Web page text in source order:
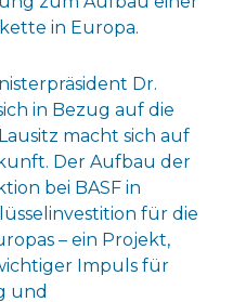
in Europa.
Dr.
in Bezug auf die
macht sich auf
Der Aufbau der
bei BASF in
für die
– ein Projekt,
Impuls für
und